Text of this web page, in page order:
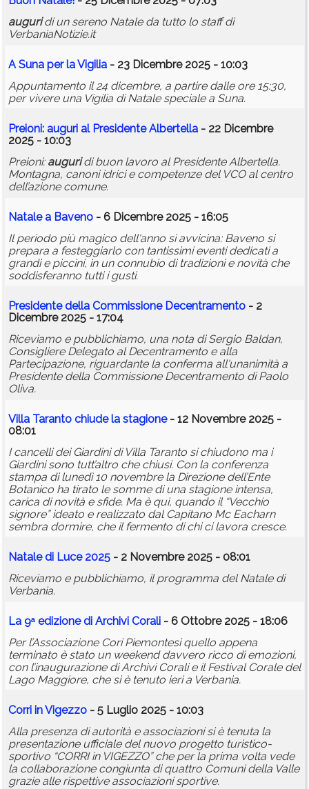
auguridi un sereno Natale da tutto lo staff di
VerbaniaNotizie.it
A Suna per la Vigilia - 23 Dicembre 2025 - 10:03
Appuntamento il 24 dicembre, a partire dalle ore 15:30,
per vivere una Vigilia di Natale speciale a Suna.
Preioni: auguri al Presidente Albertella - 22 Dicembre
2025 - 10:03
Preioni: auguridi buon lavoro al Presidente Albertella.
Montagna, canoni idrici e competenze del VCO al centro
dell’azione comune.
Natale a Baveno - 6 Dicembre 2025 - 16:05
Il periodo più magico dell'anno si avvicina: Baveno si
prepara a festeggiarlo con tantissimi eventi dedicati a
grandi e piccini, in un connubio di tradizioni e novità che
soddisferanno tutti i gusti.
Presidente della Commissione Decentramento - 2
Dicembre 2025 - 17:04
Riceviamo e pubblichiamo, una nota di Sergio Baldan,
Consigliere Delegato al Decentramento e alla
Partecipazione, riguardante la conferma all'unanimità a
Presidente della Commissione Decentramento di Paolo
Oliva.
Villa Taranto chiude la stagione- 12 Novembre 2025 -
08:01
I cancelli dei Giardini di Villa Taranto si chiudono ma i
Giardini sono tutt’altro che chiusi. Con la conferenza
stampa di lunedì 10 novembre la Direzione dell’Ente
Botanico ha tirato le somme di una stagione intensa,
carica di novità e sfide. Ma è qui, quando il “Vecchio
signore” ideato e realizzato dal Capitano Mc Eacharn
sembra dormire, che il fermento di chi ci lavora cresce.
Natale di Luce 2025 - 2 Novembre 2025 - 08:01
Riceviamo e pubblichiamo, il programma del Natale di
Verbania.
La 9ᵃ edizione di Archivi Corali - 6 Ottobre 2025 - 18:06
Per l’Associazione Cori Piemontesi quello appena
terminato è stato un weekend davvero ricco di emozioni,
con l’inaugurazione di Archivi Corali e il Festival Corale del
Lago Maggiore, che si è tenuto ieri a Verbania.
Corri in Vigezzo - 5 Luglio 2025 - 10:03
Alla presenza di autorità e associazioni si è tenuta la
presentazione ufficiale del nuovo progetto turistico-
sportivo “CORRI in VIGEZZO” che per la prima volta vede
la collaborazione congiunta di quattro Comuni della Valle
grazie alle rispettive associazioni sportive.